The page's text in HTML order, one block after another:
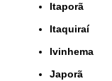
Itaporã
Itaquiraí
Ivinhema
Japorã